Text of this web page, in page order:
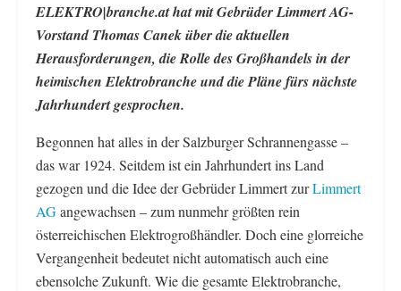
ELEKTRO|branche.at hat mit Gebrüder Limmert AG-
Vorstand Thomas Canek über die aktuellen
Herausforderungen, die Rolle des Großhandels in der
heimischen Elektrobranche und die Pläne fürs nächste
Jahrhundert gesprochen.
Begonnen hat alles in der Salzburger Schrannengasse –
das war 1924. Seitdem ist ein Jahrhundert ins Land
gezogen und die Idee der Gebrüder Limmert zurLimmert
AGangewachsen – zum nunmehr größten rein
österreichischen Elektrogroßhändler. Doch eine glorreiche
Vergangenheit bedeutet nicht automatisch auch eine
ebensolche Zukunft. Wie die gesamte Elektrobranche,